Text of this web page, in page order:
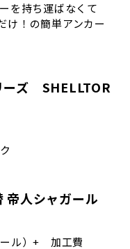
を持ち運ばなくて
け！の簡単アンカー
ーズ SHELLTOR
帝人シャガール
ール）+ 加工費